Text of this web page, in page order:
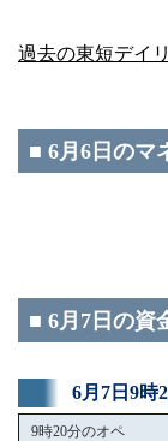
過去の東短デイ
■ 6月6日のマ
■ 6月7日の資
6月7日9時
9時20分のオペ